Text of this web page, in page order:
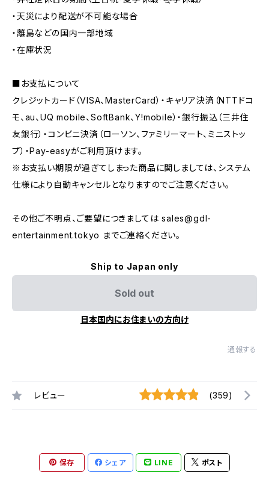
・天災により配送が不可能な場合
・離島などの国内一部地域
・在庫状況
■お支払について
クレジットカード（VISA、MasterCard）・キャリア決済（NTTドコ
モ、au、UQ mobile、SoftBank、Y!mobile）・銀行振込（三井住
友銀行）・コンビニ決済（ローソン、ファミリーマート、ミニストッ
プ）・Pay-easyがご利用頂けます。
※お支払い期限が過ぎてしまった商品に関しましては、システム
仕様により自動キャンセルとなりますのでご注意ください。
その他ご不明点、ご要望につきましてはsales@gdl-
entertainment.tokyo までご連絡ください。
Ship to Japan only
Sold out
日本国内にお住まいの方向け
通報する
レビュー (359)
保存 シェア LINE ポスト